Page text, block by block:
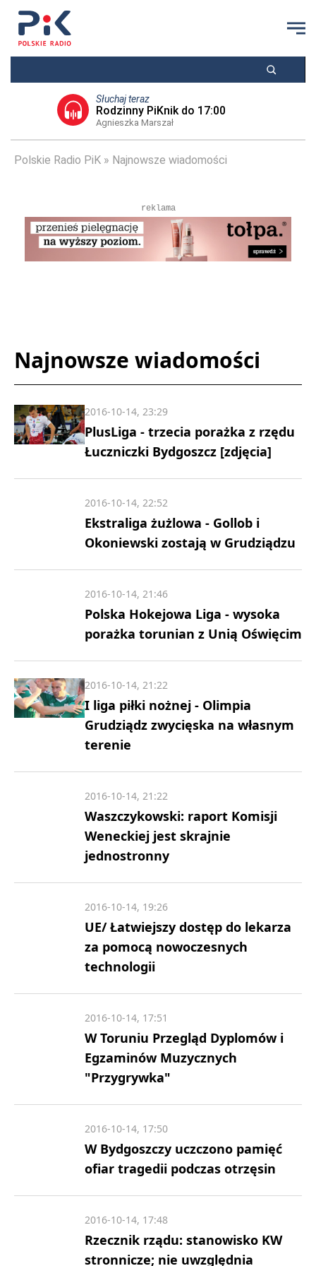
Słuchaj teraz
Rodzinny PiKnik do 17:00
Agnieszka Marszał
Polskie Radio PiK Najnowsze wiadomości
reklama
Najnowsze wiadomości
PlusLiga - trzecia porażka z rzędu
Łuczniczki Bydgoszcz [zdjęcia]
2016-10-14, 23:29
Ekstraliga żużlowa - Gollob i
Okoniewski zostają w Grudziądzu
2016-10-14, 22:52
Polska Hokejowa Liga - wysoka
porażka torunian z Unią Oświęcim
2016-10-14, 21:46
I liga piłki nożnej - Olimpia
Grudziądz zwycięska na własnym
terenie
2016-10-14, 21:22
Waszczykowski: raport Komisji
Weneckiej jest skrajnie
jednostronny
2016-10-14, 21:22
UE/ Łatwiejszy dostęp do lekarza
za pomocą nowoczesnych
technologii
2016-10-14, 19:26
W Toruniu Przegląd Dyplomów i
Egzaminów Muzycznych
"Przygrywka"
2016-10-14, 17:51
W Bydgoszczy uczczono pamięć
ofiar tragedii podczas otrzęsin
2016-10-14, 17:50
Rzecznik rządu: stanowisko KW
stronnicze; nie uwzględnia
2016-10-14, 17:48